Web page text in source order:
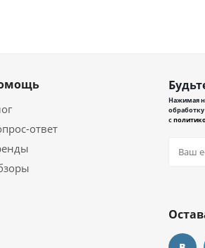
ответ
Нажимая
с